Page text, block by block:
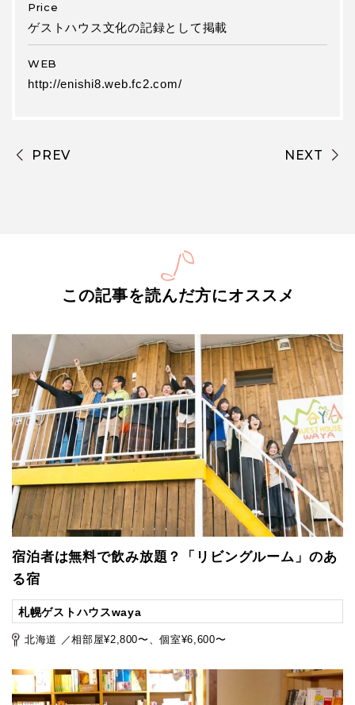
Price
ゲストハウス文化の記録として掲載
WEB
http://enishi8.web.fc2.com/
PREV NEXT
この記事を読んだ方にオススメ
宿泊者は無料で飲み放題？「リビングルーム」のあ
る宿
札幌ゲストハウスwaya
北海道 ／相部屋¥2,800〜、個室¥6,600〜